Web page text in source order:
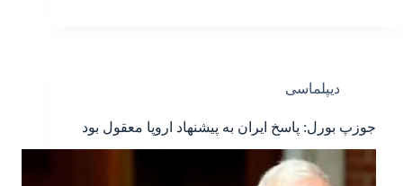
دیپلماسی
جوزپ بورل: پاسخ ایران به پیشنهاد اروپا معقول بود